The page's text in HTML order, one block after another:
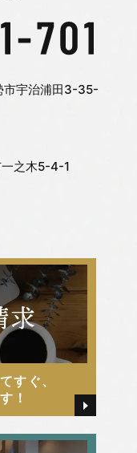
宇治浦田3-35-
之木5-4-1
すぐ、
！